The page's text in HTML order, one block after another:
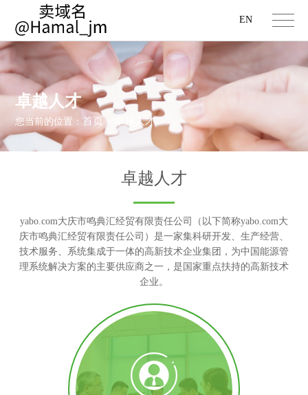
EN
卓越人才
您当前的位置：首页 > 卓越人才
卓越人才
yabo.com大庆市鸣典汇经贸有限责任公司（以下简称yabo.com大
庆市鸣典汇经贸有限责任公司）是一家集科研开发、生产经营、
技术服务、系统集成于一体的高新技术企业集团，为中国能源管
理系统解决方案的主要供应商之一，是国家重点扶持的高新技术
企业。